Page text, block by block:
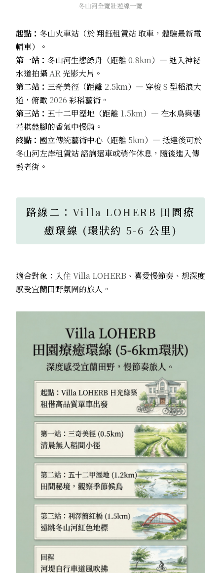
冬山河全覽壯遊線一覽
起點： 冬山火車站（於翔鈺租賃站 取車，體驗最新電
輔車）。
第一站： 冬山河生態綠舟（距離 0.8km） — 進入神祕
水道拍攝AR 光影大片。
第二站： 三奇美徑（距離 2.5km） — 穿梭 S 型稻浪大
道，俯瞰 2026 彩稻藝術。
第三站： 五十二甲溼地（距離 1.5km） — 在水鳥與穗
花棋盤腳的香氣中慢騎。
終點： 國立傳統藝術中心（距離 5km） — 抵達後可於
冬山河左岸租賃站諮詢還車或稍作休息，隨後進入傳
藝老街。
路線二： Villa LOHERB 田園療
癒環線 (環狀約 5-6 公里)
適合對象：入住 Villa LOHERB 、喜愛慢節奏、想深度
感受宜蘭田野氛圍的旅人。